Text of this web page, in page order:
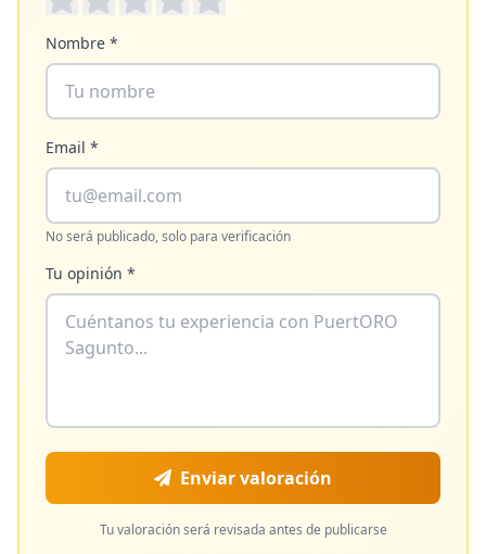
Nombre *
Email *
No será publicado, solo para verificación
Tu opinión *
Enviar valoración
Tu valoración será revisada antes de publicarse